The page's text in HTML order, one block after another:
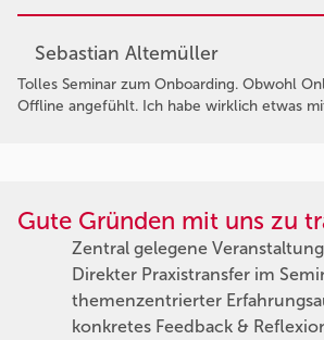
Sebastian Altemüller
Tolles Seminar zum Onboarding. Obwohl
Offline angefühlt. Ich habe wirklich etwas
Gute Gründen mit uns zu
Zentral gelegene
Direkter Praxistransfer im
themenzentrierter
konkretes Feedback &